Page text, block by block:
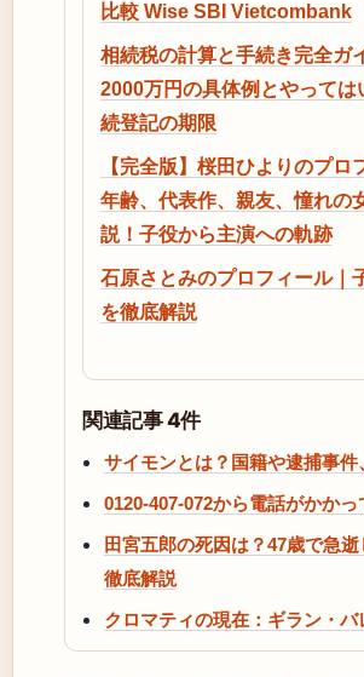
比較 Wise SBI Vietcombank
相続税の計算と手続き完全ガ
2000万円の具体例とやっては
続登記の期限
【完全版】桜田ひよりのプロ
年齢、代表作、親友、憧れの
説！子役から主演への軌跡
石原さとみのプロフィール｜
を徹底解説
関連記事 4件
サイモンとは？国籍や逮捕事
0120-407-072から電話がかか
田宮五郎の死因は？47歳で急
徹底解説
クロマティの現在：ギラン・